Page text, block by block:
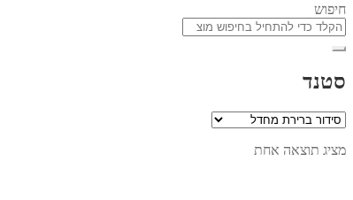
חיפוש
סטנד
מציג תוצאה אחת